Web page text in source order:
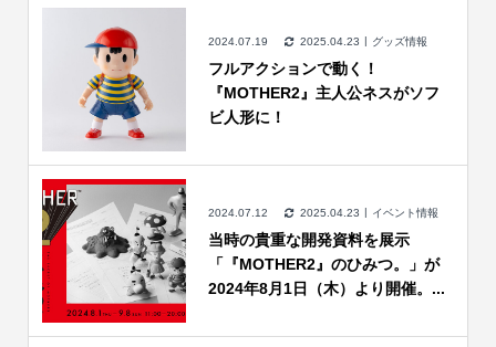
2024.07.19 2025.04.23 グッズ情報
フルアクションで動く！
『MOTHER2』主人公ネスがソフ
ビ人形に！
2024.07.12 2025.04.23 イベント情報
当時の貴重な開発資料を展示
「『MOTHER2』のひみつ。」が
2024年8月1日（木）より開催。...